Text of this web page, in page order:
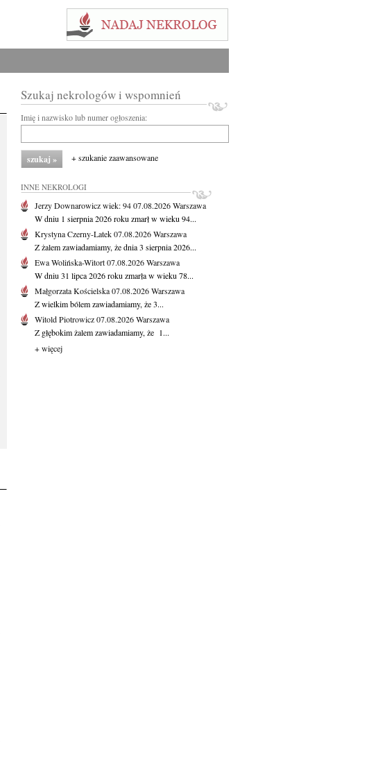
Szukaj nekrologów i wspomnień
Imię i nazwisko lub numer ogłoszenia:
+ szukanie zaawansowane
INNE NEKROLOGI
Jerzy Downarowiczwiek: 9407.08.2026Warszawa
W dniu 1 sierpnia 2026 roku zmarł w wieku 94...
Krystyna Czerny-Latek07.08.2026Warszawa
Z żalem zawiadamiamy, że dnia 3 sierpnia 2026...
Ewa Wolińska-Witort07.08.2026Warszawa
W dniu 31 lipca 2026 roku zmarła w wieku 78...
Małgorzata Kościelska07.08.2026Warszawa
Z wielkim bólem zawiadamiamy, że 3...
Witold Piotrowicz07.08.2026Warszawa
Z głębokim żalem zawiadamiamy, że 1...
+ więcej